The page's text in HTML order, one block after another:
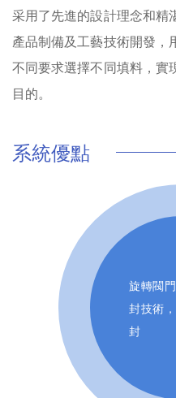
采用了先進的設計理念和精
產品制備及工藝技術開發，
不同要求選擇不同填料，實
目的。
系統優點
旋轉閥
封技術
封